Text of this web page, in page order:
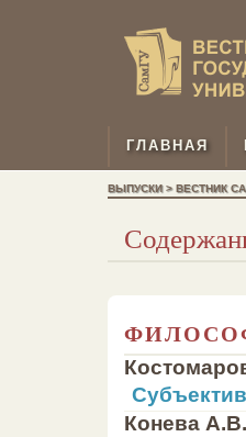
ГЛАВНАЯ
ВЫПУСКИ > ВЕСТНИК
Конева А.В.